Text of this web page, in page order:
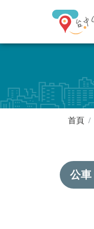
首頁
公車